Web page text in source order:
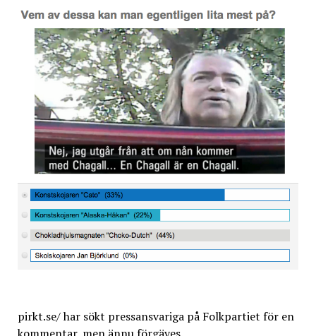
pirkt.se/ har sökt pressansvariga på Folkpartiet för en